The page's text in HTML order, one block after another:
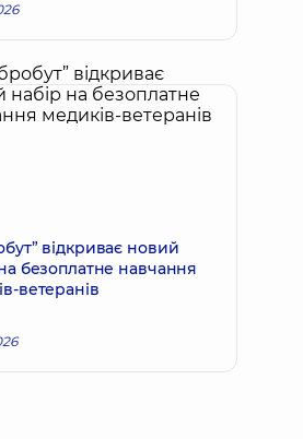
відкриває новий
безоплатне навчання
ветеранів